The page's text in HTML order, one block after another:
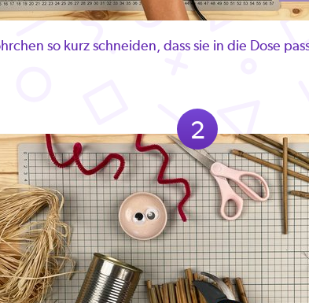
so kurz schneiden, dass sie in die Dose
2